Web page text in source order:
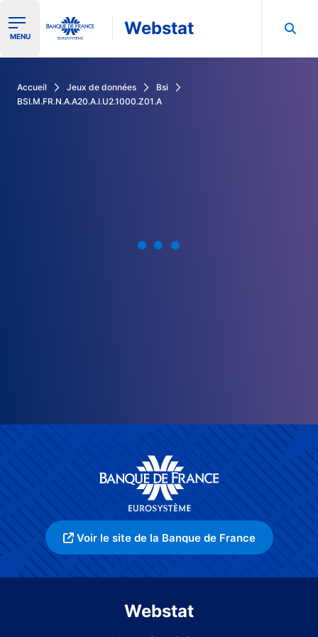
Ouvrir le menu de navigation
MENU Webstat
Accueil Jeux de données
Bsi
BSI.M.FR.N.A.A20.A.I.U2.1000.Z01.A
Voir le site de la Banque de France
Webstat